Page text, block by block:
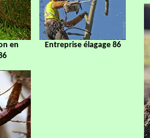
en
Entreprise élagage 86